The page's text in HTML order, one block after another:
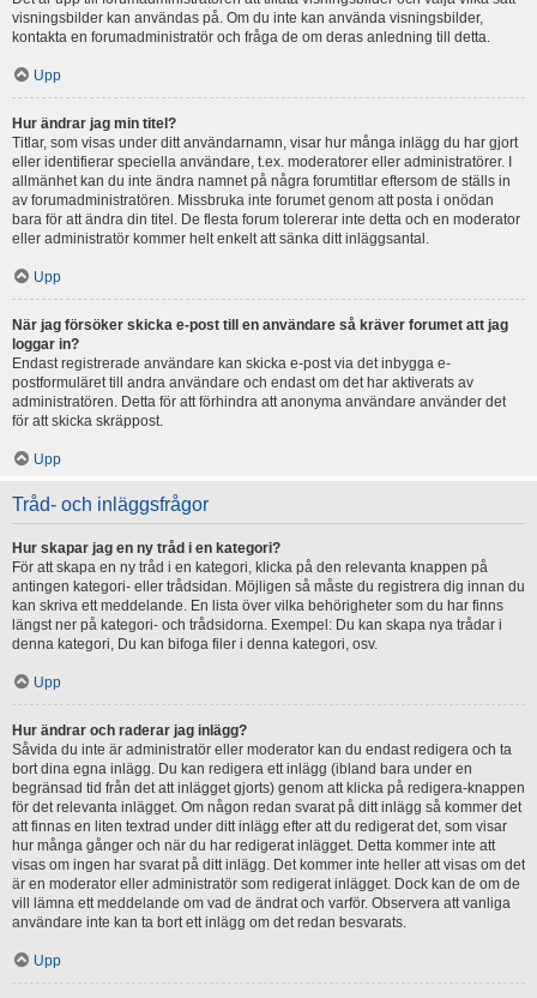
visningsbilder kan användas på. Om du inte kan använda visningsbilder,
kontakta en forumadministratör och fråga de om deras anledning till detta.
Upp
Hur ändrar jag min titel?
Titlar, som visas under ditt användarnamn, visar hur många inlägg du har gjort
eller identifierar speciella användare, t.ex. moderatorer eller administratörer. I
allmänhet kan du inte ändra namnet på några forumtitlar eftersom de ställs in
av forumadministratören. Missbruka inte forumet genom att posta i onödan
bara för att ändra din titel. De flesta forum tolererar inte detta och en moderator
eller administratör kommer helt enkelt att sänka ditt inläggsantal.
Upp
När jag försöker skicka e-post till en användare så kräver forumet att jag
loggar in?
Endast registrerade användare kan skicka e-post via det inbygga e-
postformuläret till andra användare och endast om det har aktiverats av
administratören. Detta för att förhindra att anonyma användare använder det
för att skicka skräppost.
Upp
Tråd- och inläggsfrågor
Hur skapar jag en ny tråd i en kategori?
För att skapa en ny tråd i en kategori, klicka på den relevanta knappen på
antingen kategori- eller trådsidan. Möjligen så måste du registrera dig innan du
kan skriva ett meddelande. En lista över vilka behörigheter som du har finns
längst ner på kategori- och trådsidorna. Exempel: Du kan skapa nya trådar i
denna kategori, Du kan bifoga filer i denna kategori, osv.
Upp
Hur ändrar och raderar jag inlägg?
Såvida du inte är administratör eller moderator kan du endast redigera och ta
bort dina egna inlägg. Du kan redigera ett inlägg (ibland bara under en
begränsad tid från det att inlägget gjorts) genom att klicka på redigera-knappen
för det relevanta inlägget. Om någon redan svarat på ditt inlägg så kommer det
att finnas en liten textrad under ditt inlägg efter att du redigerat det, som visar
hur många gånger och när du har redigerat inlägget. Detta kommer inte att
visas om ingen har svarat på ditt inlägg. Det kommer inte heller att visas om det
är en moderator eller administratör som redigerat inlägget. Dock kan de om de
vill lämna ett meddelande om vad de ändrat och varför. Observera att vanliga
användare inte kan ta bort ett inlägg om det redan besvarats.
Upp